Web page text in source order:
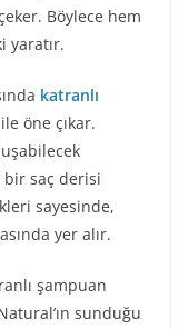
Böylece hem
yaratır.
katranlı
öne çıkar.
bir saç derisi
sayesinde,
yer alır.
şampuan
sunduğu